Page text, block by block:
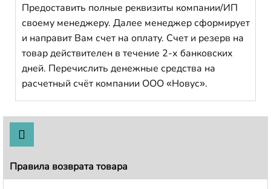
Предоставить полные реквизиты компании/ИП
своему менеджеру. Далее менеджер сформирует
и направит Вам счет на оплату. Счет и резерв на
товар действителен в течение 2-х банковских
дней. Перечислить денежные средства на
расчетный счёт компании ООО «Новус».
Правила возврата товара